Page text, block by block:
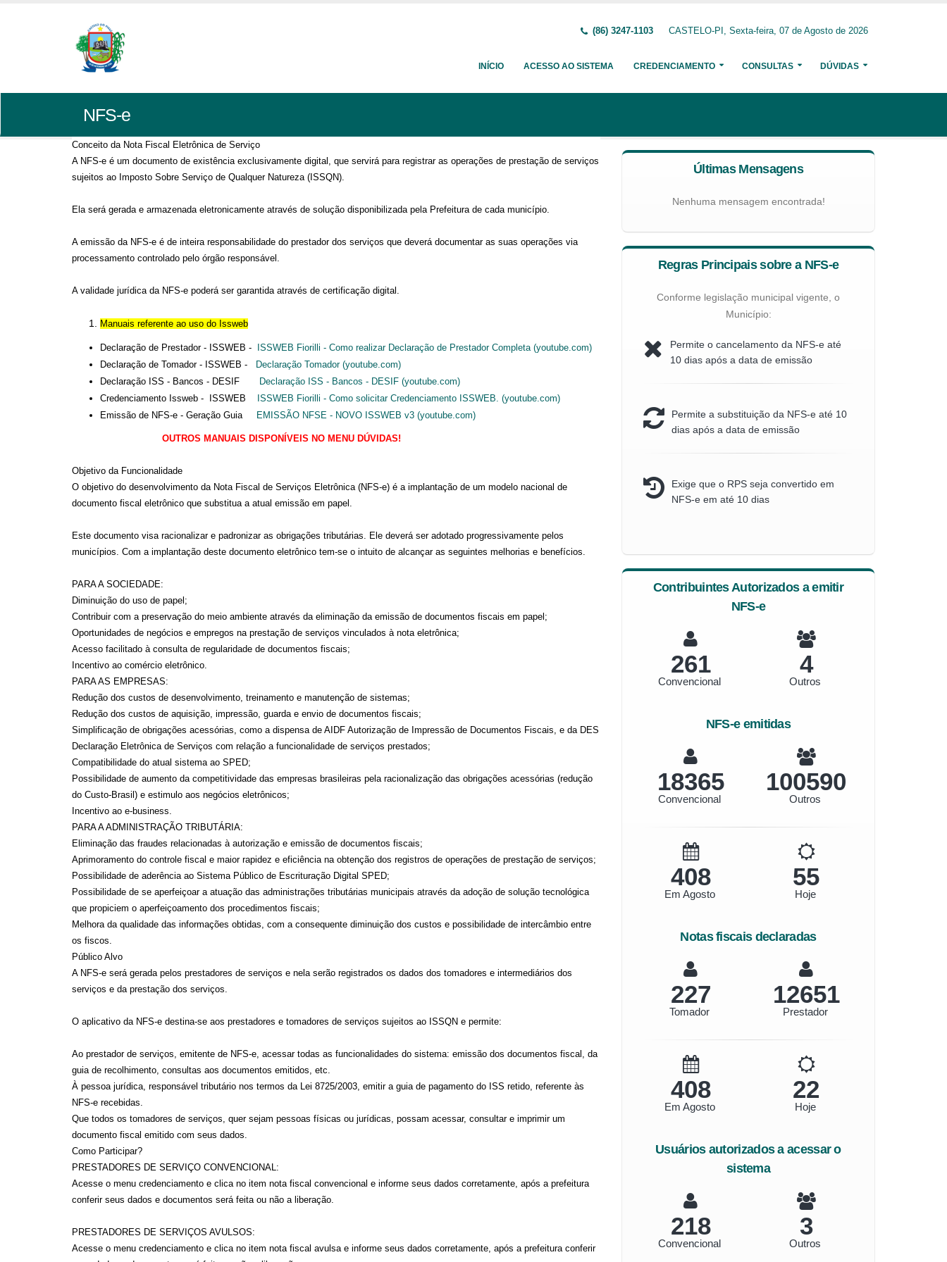
(86) 3247-1103 CASTELO-PI, Sexta-feira, 07 de Agosto de 2026
INÍCIO ACESSO AO SISTEMA CREDENCIAMENTO CONSULTAS DÚVIDAS
NFS-e
Conceito da Nota Fiscal Eletrônica de Serviço
A NFS-e é um documento de existência exclusivamente digital, que servirá para registrar as operações de prestação de serviços
sujeitos ao Imposto Sobre Serviço de Qualquer Natureza (ISSQN).
Ela será gerada e armazenada eletronicamente através de solução disponibilizada pela Prefeitura de cada município.
A emissão da NFS-e é de inteira responsabilidade do prestador dos serviços que deverá documentar as suas operações via
processamento controlado pelo órgão responsável.
A validade jurídica da NFS-e poderá ser garantida através de certificação digital.
Manuais referente ao uso do Issweb
Declaração de Prestador - ISSWEB -
ISSWEB Fiorilli - Como realizar Declaração de Prestador Completa (youtube.com)
Declaração de Tomador - ISSWEB -
Declaração Tomador (youtube.com)
Declaração ISS - Bancos - DESIF
Declaração ISS - Bancos - DESIF (youtube.com)
Credenciamento Issweb - ISSWEB
ISSWEB Fiorilli - Como solicitar Credenciamento ISSWEB. (youtube.com)
Emissão de NFS-e - Geração Guia
EMISSÃO NFSE - NOVO ISSWEB v3 (youtube.com)
OUTROS MANUAIS DISPONÍVEIS NO MENU DÚVIDAS!
Objetivo da Funcionalidade
O objetivo do desenvolvimento da Nota Fiscal de Serviços Eletrônica (NFS-e) é a implantação de um modelo nacional de
documento fiscal eletrônico que substitua a atual emissão em papel.
Este documento visa racionalizar e padronizar as obrigações tributárias. Ele deverá ser adotado progressivamente pelos
municípios. Com a implantação deste documento eletrônico tem-se o intuito de alcançar as seguintes melhorias e benefícios.
PARA A SOCIEDADE:
Diminuição do uso de papel;
Contribuir com a preservação do meio ambiente através da eliminação da emissão de documentos fiscais em papel;
Oportunidades de negócios e empregos na prestação de serviços vinculados à nota eletrônica;
Acesso facilitado à consulta de regularidade de documentos fiscais;
Incentivo ao comércio eletrônico.
PARA AS EMPRESAS:
Redução dos custos de desenvolvimento, treinamento e manutenção de sistemas;
Redução dos custos de aquisição, impressão, guarda e envio de documentos fiscais;
Simplificação de obrigações acessórias, como a dispensa de AIDF Autorização de Impressão de Documentos Fiscais, e da DES
Declaração Eletrônica de Serviços com relação a funcionalidade de serviços prestados;
Compatibilidade do atual sistema ao SPED;
Possibilidade de aumento da competitividade das empresas brasileiras pela racionalização das obrigações acessórias (redução
do Custo-Brasil) e estimulo aos negócios eletrônicos;
Incentivo ao e-business.
PARA A ADMINISTRAÇÃO TRIBUTÁRIA:
Eliminação das fraudes relacionadas à autorização e emissão de documentos fiscais;
Aprimoramento do controle fiscal e maior rapidez e eficiência na obtenção dos registros de operações de prestação de serviços;
Possibilidade de aderência ao Sistema Público de Escrituração Digital SPED;
Possibilidade de se aperfeiçoar a atuação das administrações tributárias municipais através da adoção de solução tecnológica
que propiciem o aperfeiçoamento dos procedimentos fiscais;
Melhora da qualidade das informações obtidas, com a consequente diminuição dos custos e possibilidade de intercâmbio entre
os fiscos.
Público Alvo
A NFS-e será gerada pelos prestadores de serviços e nela serão registrados os dados dos tomadores e intermediários dos
serviços e da prestação dos serviços.
O aplicativo da NFS-e destina-se aos prestadores e tomadores de serviços sujeitos ao ISSQN e permite:
Ao prestador de serviços, emitente de NFS-e, acessar todas as funcionalidades do sistema: emissão dos documentos fiscal, da
guia de recolhimento, consultas aos documentos emitidos, etc.
À pessoa jurídica, responsável tributário nos termos da Lei 8725/2003, emitir a guia de pagamento do ISS retido, referente às
NFS-e recebidas.
Que todos os tomadores de serviços, quer sejam pessoas físicas ou jurídicas, possam acessar, consultar e imprimir um
documento fiscal emitido com seus dados.
Como Participar?
PRESTADORES DE SERVIÇO CONVENCIONAL:
Acesse o menu credenciamento e clica no item nota fiscal convencional e informe seus dados corretamente, após a prefeitura
conferir seus dados e documentos será feita ou não a liberação.
PRESTADORES DE SERVIÇOS AVULSOS:
Acesse o menu credenciamento e clica no item nota fiscal avulsa e informe seus dados corretamente, após a prefeitura conferir
Últimas Mensagens
Nenhuma mensagem encontrada!
Regras Principais sobre a NFS-e
Conforme legislação municipal vigente, o
Município:
Permite o cancelamento da NFS-e até
10 dias após a data de emissão
Permite a substituição da NFS-e até 10
dias após a data de emissão
Exige que o RPS seja convertido em
NFS-e em até 10 dias
Contribuintes Autorizados a emitir
NFS-e
261
Convencional
4
Outros
NFS-e emitidas
20569
Convencional
112661
Outros
456
Em Agosto
62
Hoje
Notas fiscais declaradas
255
Tomador
14169
Prestador
456
Em Agosto
25
Hoje
Usuários autorizados a acessar o
sistema
245
Convencional
4
Outros